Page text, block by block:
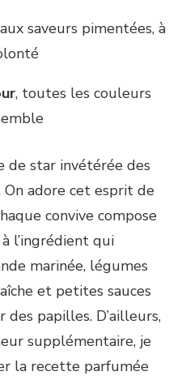
aux saveurs pimentées, à
, toutes les couleurs
de star invétérée des
On adore cet esprit de
convive compose
l’ingrédient qui
marinée, légumes
et petites sauces
papilles. D’ailleurs,
supplémentaire, je
la recette parfumée